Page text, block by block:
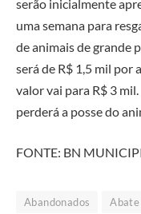
serão inicialmente
uma semana para
de animais de grande
será de R$ 1,5 mil por
valor vai para R$ 3
perderá a posse do
FONTE: BN
Abandonados Abate